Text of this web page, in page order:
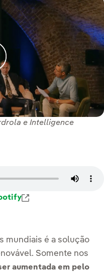
e Intelligence
mundiais é a solução
Somente nos
aumentada em pelo